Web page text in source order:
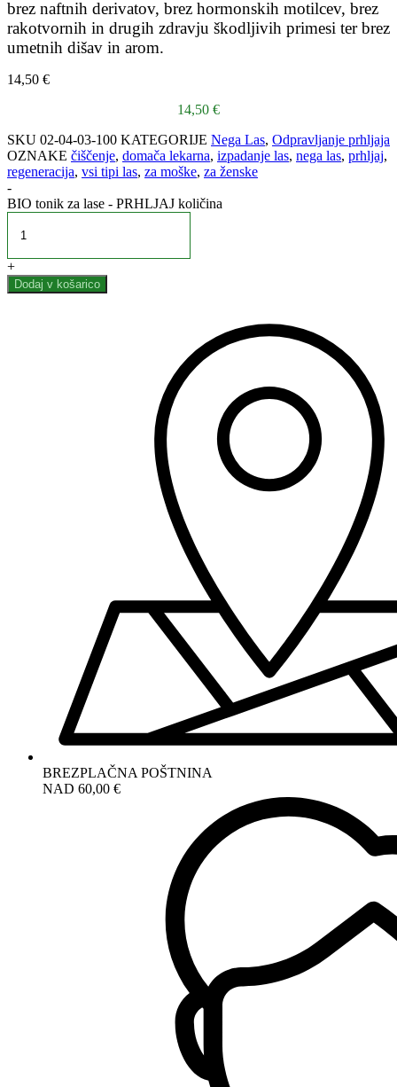
brez naftnih derivatov, brez hormonskih motilcev, brez
rakotvornih in drugih zdravju škodljivih primesi ter brez
umetnih dišav in arom.
14,50 €
14,50 €
SKU 02-04-03-100 KATEGORIJE Nega Las, Odpravljanje prhljaja
OZNAKE čiščenje, domača lekarna, izpadanje las, nega las, prhljaj,
regeneracija, vsi tipi las, za moške, za ženske
-
BIO tonik za lase - PRHLJAJ količina
+
Dodaj v košarico
BREZPLAČNA POŠTNINA
NAD 60,00 €